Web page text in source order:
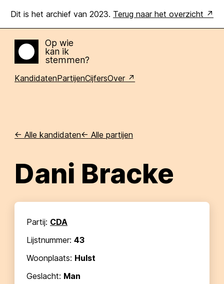
Dit is het archief van 2023. Terug naar het overzicht
Home
Op wie
kan ik
stemmen?
KandidatenPartijenCijfersOver
<- Alle kandidaten<- Alle partijen
Dani Bracke
Partij: CDA
Lijstnummer:43
Woonplaats: Hulst
Geslacht: Man